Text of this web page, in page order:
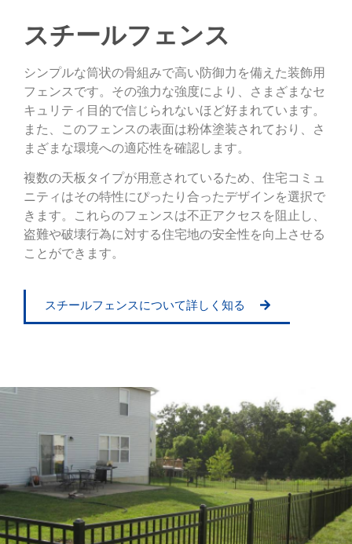
スチールフェンス
シンプルな筒状の骨組みで高い防御力を備えた装飾用
フェンスです。その強力な強度により、さまざまなセ
キュリティ目的で信じられないほど好まれています。
また、このフェンスの表面は粉体塗装されており、さ
まざまな環境への適応性を確認します。
複数の天板タイプが用意されているため、住宅コミュ
ニティはその特性にぴったり合ったデザインを選択で
きます。これらのフェンスは不正アクセスを阻止し、
盗難や破壊行為に対する住宅地の安全性を向上させる
ことができます。
スチールフェンスについて詳しく知る